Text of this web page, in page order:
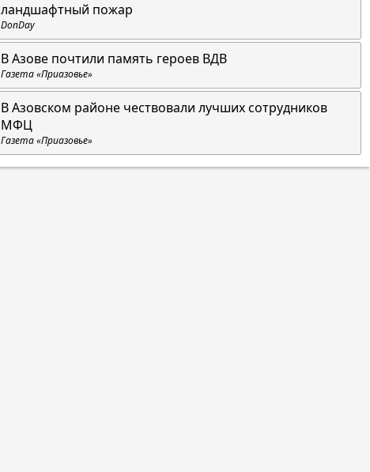
ландшафтный пожар
DonDay
В Азове почтили память героев ВДВ
Газета «Приазовье»
В Азовском районе чествовали лучших сотрудников
МФЦ
Газета «Приазовье»